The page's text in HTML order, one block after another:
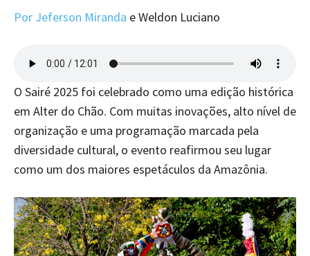
Por Jeferson Miranda e Weldon Luciano
O Sairé 2025 foi celebrado como uma edição histórica
em Alter do Chão. Com muitas inovações, alto nível de
organização e uma programação marcada pela
diversidade cultural, o evento reafirmou seu lugar
como um dos maiores espetáculos da Amazônia.